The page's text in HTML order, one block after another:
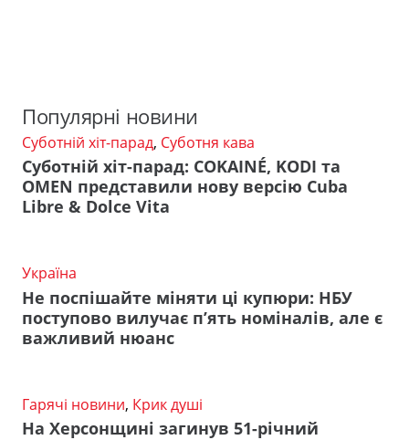
Популярні новини
Суботній хіт-парад, Суботня кава
Суботній хіт-парад: COKAINÉ, KODI та
OMEN представили нову версію Cuba
Libre & Dolce Vita
Україна
Не поспішайте міняти ці купюри: НБУ
поступово вилучає п’ять номіналів, але є
важливий нюанс
Гарячі новини, Крик душі
На Херсонщині загинув 51-річний